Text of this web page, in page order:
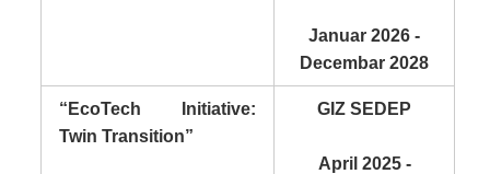
Januar 2026 -
Decembar 2028
“EcoTech Initiative:
Twin Transition”
GIZ SEDEP
April 2025 -